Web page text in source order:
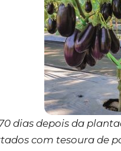
dias depois da
com tesoura de